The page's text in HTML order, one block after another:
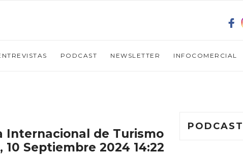
PODCAST NEWSLETTER INFOCOMERCIAL
Internacional de Turismo
10 Septiembre 2024 14:22
PODCAST